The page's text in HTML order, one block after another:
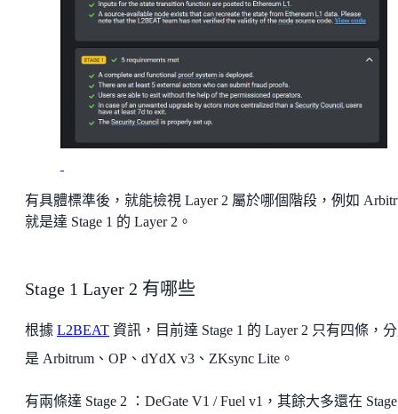
有具體標準後，就能檢視 Layer 2 屬於哪個階段，例如
就是達 Stage 1 的 Layer 2。
Stage 1 Layer 2 有哪些
根據 L2BEAT 資訊，目前達 Stage 1 的 Layer 2 只有四條，
是 Arbitrum、OP、dYdX v3、ZKsync Lite。
有兩條達 Stage 2 ：DeGate V1 / Fuel v1，其餘大多還在